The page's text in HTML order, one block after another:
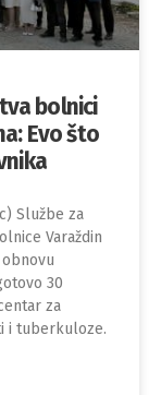
bolnici
Evo što
Službe za
Varaždin
30
za
i tuberkuloze.